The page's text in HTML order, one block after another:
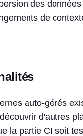
des
de
auto-gérés
d'autres
la partie CI soit